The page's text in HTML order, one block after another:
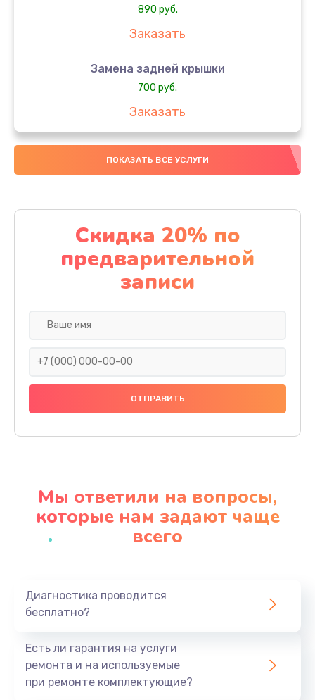
890 руб.
Заказать
Замена задней крышки
700 руб.
Заказать
Комплексная чистка
900 руб.
Замена стекла
1100 руб.
Заказать
Замена разъема питания
600 руб.
Заказать
Ремонт мультиконтроллера
Замена кнопки включения
Заказать
ПОКАЗАТЬ ВСЕ УСЛУГИ
Скидка 20% по
предварительной
записи
Мы ответили на вопросы,
которые нам задают чаще
всего
Диагностика проводится
бесплатно?
Есть ли гарантия на услуги
ремонта и на используемые
при ремонте комплектующие?